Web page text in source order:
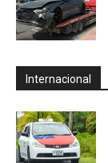
Internacional